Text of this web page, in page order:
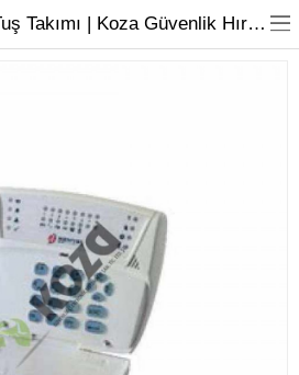
BENTEL ALS-32P Tuş Takımı | Koza Güvenlik Hırsız Alarm Sistemleri